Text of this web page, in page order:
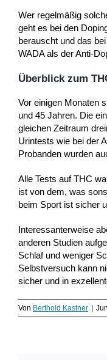
Wer regelmäßig
geht es bei den
berauscht und das
WADA als der Anti-
Überblick zum
Vor einigen Monaten
und 45 Jahren. Die
gleichen Zeitraum
Urintests wie bei der
Probanden wurden
Alle Tests auf THC
ist von dem, was
beim Sport ist sicher
Interessanterweise
anderen Studien
Schlaf und weniger
Selbstversuch kann
sicher und in
Von Berthold Kastner |